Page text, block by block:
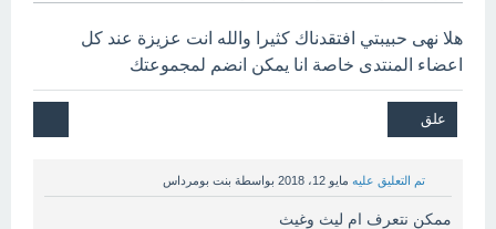
هلا نهى حبيبتي افتقدناك كثيرا والله انت عزيزة عند كل
اعضاء المنتدى خاصة انا يمكن انضم لمجموعتك
تم التعليق عليه مايو 12، 2018 بواسطة بنت بومرداس
ممكن نتعرف ام ليث وغيث